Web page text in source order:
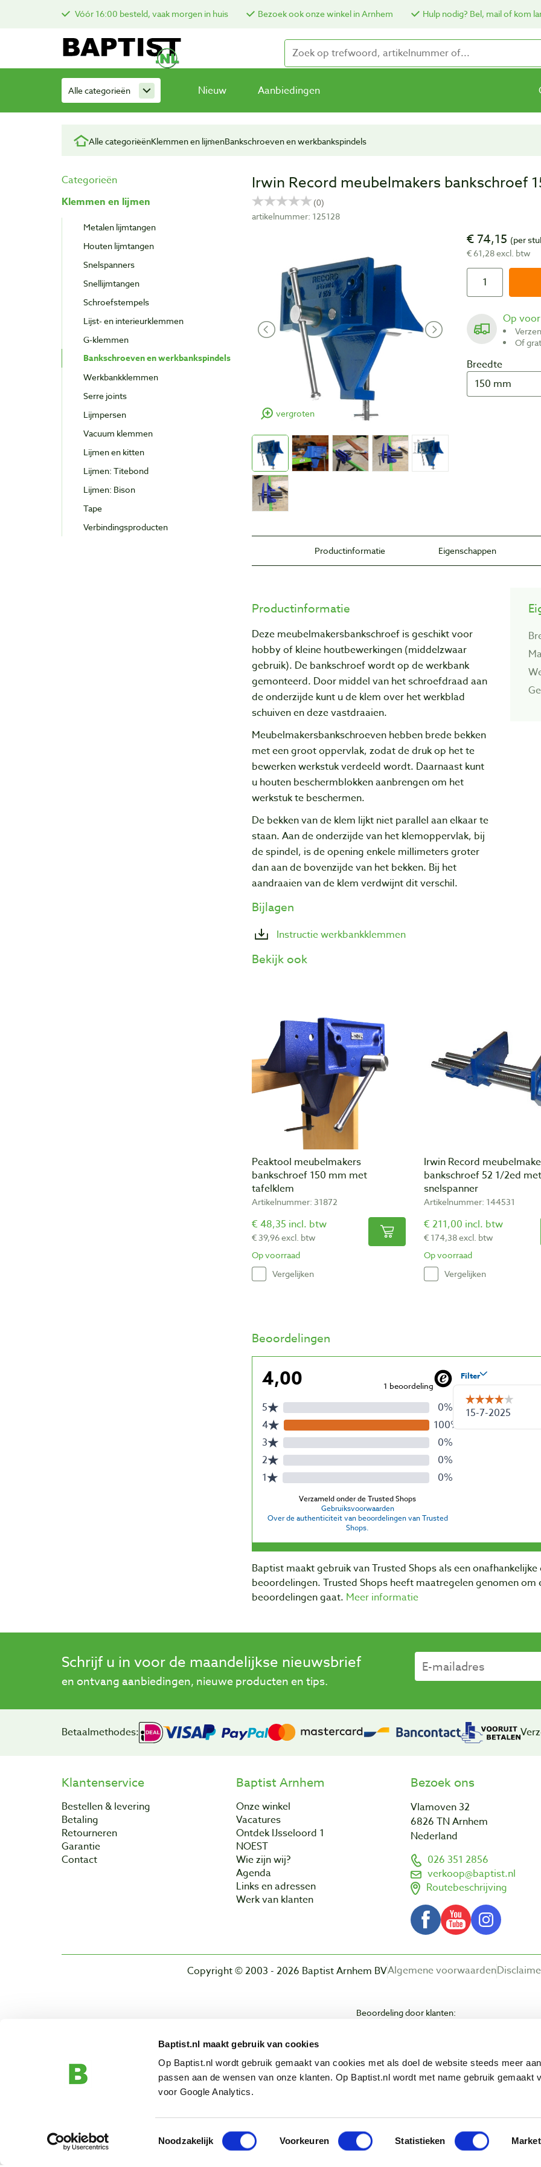
Baptist.nl maakt gebruik van cookies
Op Baptist.nl wordt gebruik gemaakt van cookies met als doel de website steeds meer
passen aan de wensen van onze klanten. Op Baptist.nl wordt met name gebruik gemaakt
voor Google Analytics.
Toestemmingsselectie
Noodzakelijk
Voorkeuren Statistieken
Vóór 16:00 besteld, vaak morgen in huis Bezoek ook onze winkel in Arnhem Hulp nodig? Bel, mail of kom
Alle categorieën Nieuw Aanbiedingen
Alle categorieënKlemmen en lijmenBankschroeven en werkbankspindels
Categorieën
Klemmen en lijmen
Metalen lijmtangen
Houten lijmtangen
Snelspanners
Snellijmtangen
Schroefstempels
Lijst- en interieurklemmen
G-klemmen
Bankschroeven en werkbankspindels
Werkbankklemmen
Serre joints
Lijmpersen
Vacuum klemmen
Lijmen en kitten
Lijmen: Titebond
Lijmen: Bison
Tape
Verbindingsproducten
Irwin Record meubelmakers bankschroef
artikelnummer: 125128
vergroten
€ 74,15 (per
€ 61,28 excl. btw
Op
Of
Breedte
Productinformatie Eigenschappen
Productinformatie
Deze meubelmakersbankschroef is geschikt voor
hobby of kleine houtbewerkingen (middelzwaar
gebruik). De bankschroef wordt op de werkbank
gemonteerd. Door middel van het schroefdraad aan
de onderzijde kunt u de klem over het werkblad
schuiven en deze vastdraaien.
Meubelmakersbankschroeven hebben brede bekken
met een groot oppervlak, zodat de druk op het te
bewerken werkstuk verdeeld wordt. Daarnaast kunt
u houten beschermblokken aanbrengen om het
werkstuk te beschermen.
De bekken van de klem lijkt niet parallel aan elkaar te
staan. Aan de onderzijde van het klemoppervlak, bij
de spindel, is de opening enkele millimeters groter
dan aan de bovenzijde van het bekken. Bij het
aandraaien van de klem verdwijnt dit verschil.
Bijlagen
Instructie werkbankklemmen
Bekijk ook
Peaktool meubelmakers
bankschroef 150 mm met
tafelklem
Artikelnummer: 31872
€ 48,35 incl. btw
€ 39,96 excl. btw
Op voorraad
Vergelijken
Irwin Record
bankschroef 52 1/2ed met
snelspanner
Artikelnummer: 144531
€ 211,00 incl. btw
€ 174,38 excl. btw
Op voorraad
Vergelijken
Beoordelingen
Baptist maakt gebruik van Trusted Shops als een
beoordelingen. Trusted Shops heeft maatregelen genomen
beoordelingen gaat. Meer informatie
Schrijf u in voor de maandelijkse nieuwsbrief
en ontvang aanbiedingen, nieuwe producten en tips.
Betaalmethodes:
Klantenservice
Bestellen & levering
Betaling
Retourneren
Garantie
Contact
Baptist Arnhem
Onze winkel
Vacatures
Ontdek IJsseloord 1
NOEST
Wie zijn wij?
Agenda
Links en adressen
Werk van klanten
Bezoek ons
Vlamoven 32
6826 TN Arnhem
Nederland
026 351 2856
verkoop@baptist.nl
Routebeschrijving
Algemene voorwaarden
Copyright © 2003 - 2026 Baptist Arnhem BV
Beoordeling door klanten: